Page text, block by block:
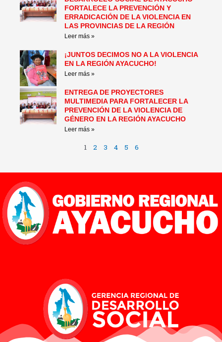
FORTALECE LA PREVENCIÓN Y
ERRADICACIÓN DE LA VIOLENCIA EN
LAS PROVINCIAS DE LA REGIÓN
Leer más »
¡JUNTOS DECIMOS NO A LA VIOLENCIA
EN LA REGIÓN AYACUCHO!
Leer más »
ENTREGA DE PROYECTORES
MULTIMEDIA PARA FORTALECER LA
PREVENCIÓN DE LA VIOLENCIA DE
GÉNERO EN LA REGIÓN AYACUCHO
Leer más »
1 2 3 4 5 6